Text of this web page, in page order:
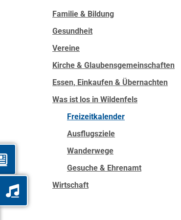
Familie & Bildung
Gesundheit
Vereine
Kirche & Glaubensgemeinschaften
Essen, Einkaufen & Übernachten
Was ist los in Wildenfels
Freizeitkalender
Ausflugsziele
Wanderwege
Gesuche & Ehrenamt
Wirtschaft